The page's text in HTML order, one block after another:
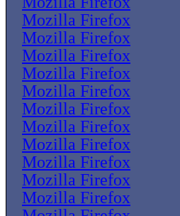
Mozilla Firefox
Mozilla Firefox
Mozilla Firefox
Mozilla Firefox
Mozilla Firefox
Mozilla Firefox
Mozilla Firefox
Mozilla Firefox
Mozilla Firefox
Mozilla Firefox
Mozilla Firefox